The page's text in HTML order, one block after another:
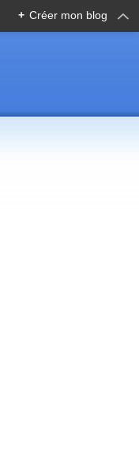
+ Créer mon blog